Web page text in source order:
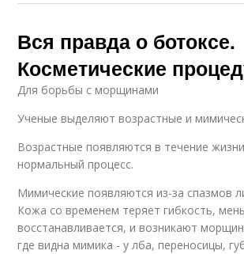
Вся правда о ботоксе.
Косметические
Для борьбы с морщинами
Ученые выделяют возрастные и
Возрастные появляются в течение
нормальный процесс.
Мимические появляются из-за спазмов
Кожа со временем теряет гибкость,
восстанавливается, и возникают
где видна мимика - у лба, переносицы,